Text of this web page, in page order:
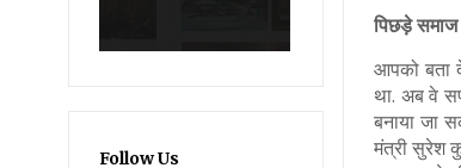
Follow Us
पिछड़े समाज
आपको बता
था. अब वे
बनाया जा
मंत्री सुरेश